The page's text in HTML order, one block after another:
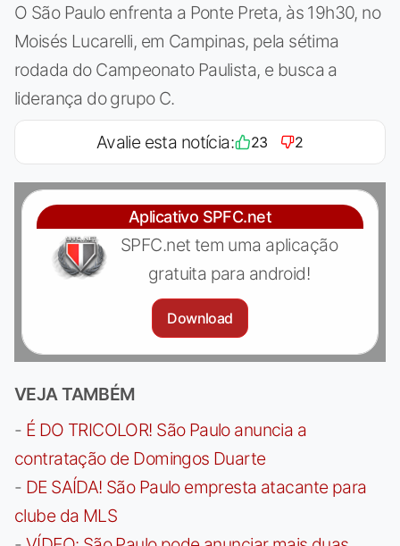
O São Paulo enfrenta a Ponte Preta, às 19h30, no
Moisés Lucarelli, em Campinas, pela sétima
rodada do Campeonato Paulista, e busca a
liderança do grupo C.
Avalie esta notícia: 23 2
Aplicativo SPFC.net
SPFC.net tem uma aplicação
gratuita para android!
Download
VEJA TAMBÉM
- É DO TRICOLOR! São Paulo anuncia a
contratação de Domingos Duarte
- DE SAÍDA! São Paulo empresta atacante para
clube da MLS